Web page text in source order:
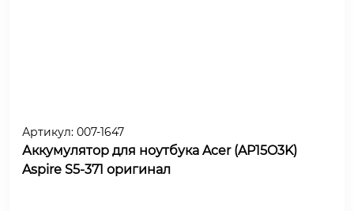
Артикул: 007-1647
Аккумулятор для ноутбука Acer (AP15O3K)
Aspire S5-371 оригинал